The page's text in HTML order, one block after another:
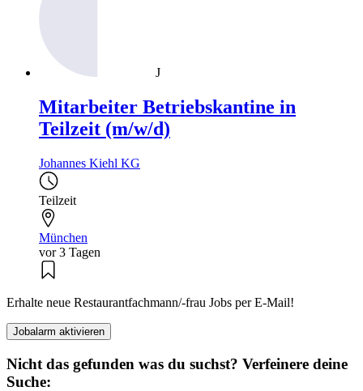
J
Mitarbeiter Betriebskantine in
Teilzeit (m/w/d)
Johannes Kiehl KG
Teilzeit
München
vor 3 Tagen
Erhalte neue Restaurantfachmann/-frau Jobs per E-Mail!
Jobalarm aktivieren
Nicht das gefunden was du suchst? Verfeinere deine
Suche: